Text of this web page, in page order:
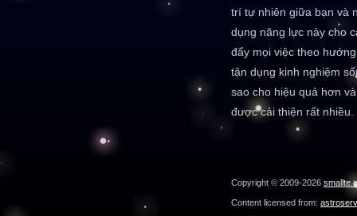
trí tự nhiên giữa bạn và
dụng năng lực này cho
đẩy mọi việc theo
tận dụng kinh nghiệm
sao cho hiệu quả hơn
được cải thiện rất nhiều.
Copyright © 2009-2026
Content licensed from: